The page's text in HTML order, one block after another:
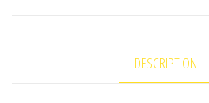
DESCRIPTION